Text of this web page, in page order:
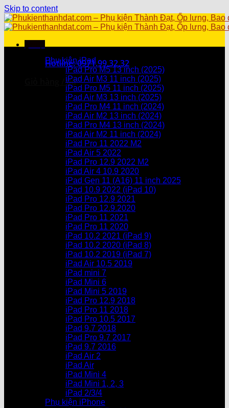
Skip to content
Hotline: 0971.99.32.32
Giỏ hàng /0₫
Chưa có sản phẩm trong giỏ hàng.
Chưa có sản phẩm trong giỏ hàng.
Danh mục sản phẩm
Phụ kiện iPad
iPad Pro M5 13 inch (2025)
iPad Air M3 11 inch (2025)
iPad Pro M5 11 inch (2025)
iPad Air M3 13 inch (2025)
iPad Pro M4 11 inch (2024)
iPad Air M2 13 inch (2024)
iPad Pro M4 13 inch (2024)
iPad Air M2 11 inch (2024)
iPad Pro 11 2022 M2
iPad Air 5 2022
iPad Pro 12.9 2022 M2
iPad Air 4 10.9 2020
iPad Gen 11 (A16) 11 inch 2025
iPad 10.9 2022 (iPad 10)
iPad Pro 12.9 2021
iPad Pro 12.9.2020
iPad Pro 11 2021
iPad Pro 11 2020
iPad 10.2 2021 (iPad 9)
iPad 10.2 2020 (iPad 8)
iPad 10.2 2019 (iPad 7)
iPad Air 10.5 2019
iPad mini 7
iPad Mini 6
iPad Mini 5 2019
iPad Pro 12.9 2018
iPad Pro 11 2018
iPad Pro 10.5 2017
iPad 9.7 2018
iPad Pro 9.7 2017
iPad 9.7 2016
iPad Air 2
iPad Air
iPad Mini 4
iPad Mini 1, 2, 3
iPad 2/3/4
Phụ kiện iPhone